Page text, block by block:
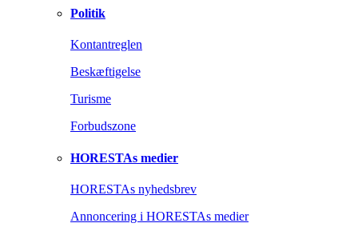
Politik
Kontantreglen
Beskæftigelse
Turisme
Forbudszone
HORESTAs medier
HORESTAs nyhedsbrev
Annoncering i HORESTAs medier